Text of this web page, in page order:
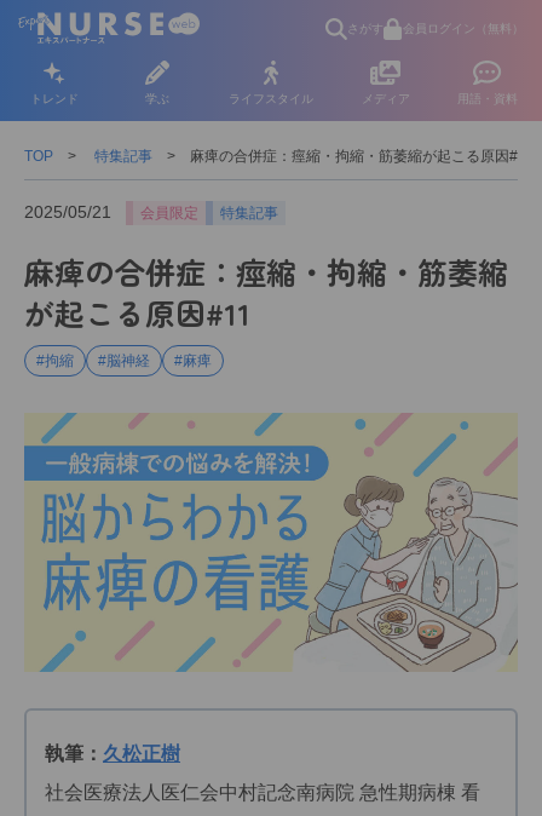
さがす 会員ログイン（無料）
トレンド 学ぶ ライフスタイル メディア 用語・資料
TOP 特集記事 麻痺の合併症：痙縮・拘縮・筋萎縮が起こる原因#11
2025/05/21 会員限定 特集記事
麻痺の合併症：痙縮・拘縮・筋萎縮
が起こる原因#11
#拘縮 #脳神経 #麻痺
執筆： 久松正樹
社会医療法人医仁会中村記念南病院 急性期病棟 看